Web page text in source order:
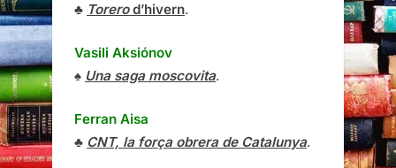
♣ Torerod’hivern.
Vasili Aksiónov
♠ Una saga moscovita.
Ferran Aisa
♣ CNT, la força obrera de Catalunya.